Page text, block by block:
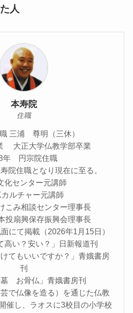
人
本寿院
住職
三浦 尊明（三休）
大正大学仏教学部卒業
年 円宗院住職
院住職となり現在に至る。
化センター元講師
ルチャー元講師
こみ相談センター理事長
投扇興保存振興会理事長
にて掲載（2026年1月15日）
高い？安い？」日新報道刊
けてもいいですか？」青娥書房
刊
墓 お骨仏」青娥書房刊
で仏像を造る）を通じた仏教
催し、ラオスに3校目の小学校